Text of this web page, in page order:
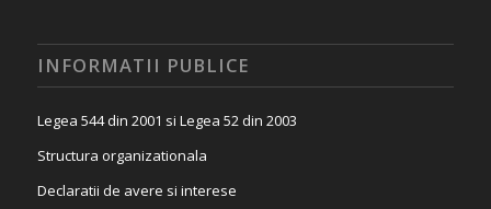
INFORMATII PUBLICE
Legea 544 din 2001 si Legea 52 din 2003
Structura organizationala
Declaratii de avere si interese